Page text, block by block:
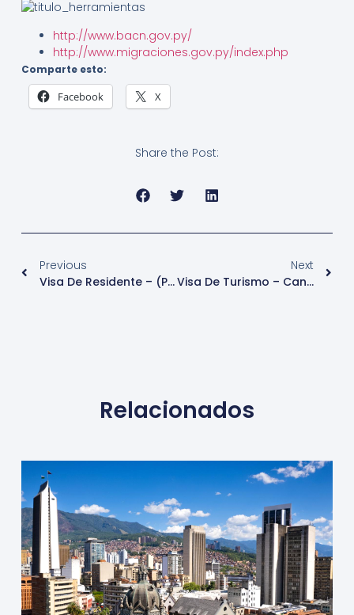
http://www.bacn.gov.py/
http://www.migraciones.gov.py/index.php
Comparte esto:
Facebook X
Share the Post:
Previous
Visa De Residente – (Precaria Temporal) – Paraguay
Next
Visa De Turismo – Canadá
Relacionados